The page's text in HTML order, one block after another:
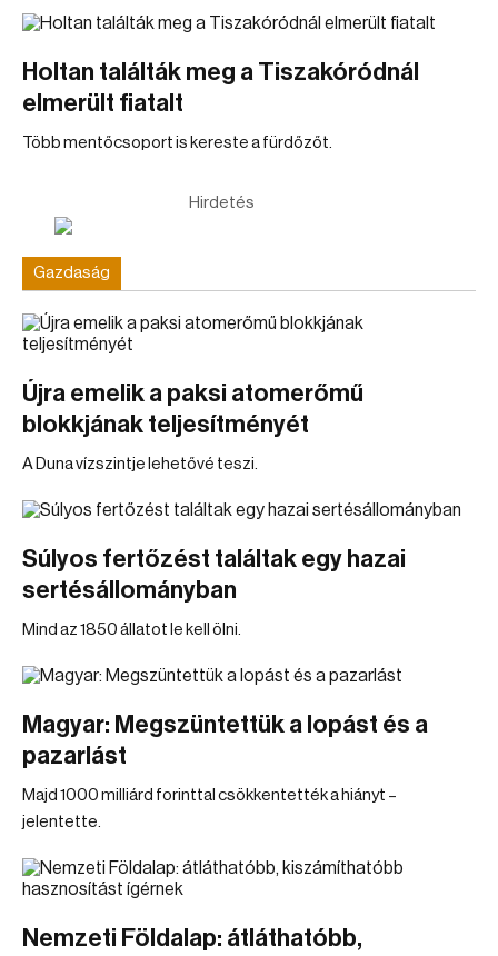
Holtan találták meg a Tiszakóródnál
elmerült fiatalt
Több mentőcsoport is kereste a fürdőzőt.
Hirdetés
Gazdaság
Újra emelik a paksi atomerőmű
blokkjának teljesítményét
A Duna vízszintje lehetővé teszi.
Súlyos fertőzést találtak egy hazai
sertésállományban
Mind az 1850 állatot le kell ölni.
Magyar: Megszüntettük a lopást és a
pazarlást
Majd 1000 milliárd forinttal csökkentették a hiányt –
jelentette.
Nemzeti Földalap: átláthatóbb,